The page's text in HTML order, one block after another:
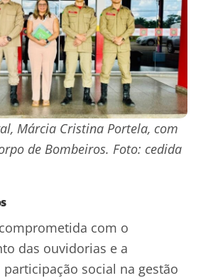
Márcia Cristina Portela, com
de Bombeiros. Foto: cedida
com o
das ouvidorias e a
social na gestão